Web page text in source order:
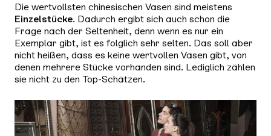
Die wertvollsten chinesischen Vasen sind meistens
Einzelstücke. Dadurch ergibt sich auch schon die
Frage nach der Seltenheit, denn wenn es nur ein
Exemplar gibt, ist es folglich sehr selten. Das soll aber
nicht heißen, dass es keine wertvollen Vasen gibt, von
denen mehrere Stücke vorhanden sind. Lediglich zählen
sie nicht zu den Top-Schätzen.